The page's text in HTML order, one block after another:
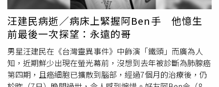
國定假日施行)星光場NIGHT PASS好評回歸｜暑期延長營業
涼爽一整夜今年夏天，超人氣「NIGHT PASS」再度登場！
星夜下的水族館瀰漫著不同於白日的神祕氛圍，結合全新升
級的沉浸式藝術展演，綻放出不同的奇幻夏夜。7/1(二）
~8/30（六）每日17:00以後入場，即可享有近8折優惠。販
售時間：2025/7/1（二）~2025/8/30（六）價格：成人
$480，學生$350，孩童$220，博愛$220夏季潛海購物趣套
名揚感性指出，每當獨居長者說到「看到華山背心，比親人
還親」，便有一股暖意襲來，在過年喧囂的萬家燈火之際，
別忘了周邊還有不少人，亟需各位關注。葉如芳強調，華山
秉持「在地老化」的精神，希望長者能「在家老化」在自己
熟悉的環境終老，並能「社區互助」，華山則發揮「補不
足」服務精神，為社區老人提供優質服務，提供專業照顧，
建立有尊嚴、尊重的照護模式。劉名揚呼籲，如今社會結構
汪建民病逝／病床上緊握阿Ben手 他憶生
前最後一次探望：永遠的哥
男星汪建民在《台灣靈異事件》中飾演「鐵頭」而廣為人
知，近期鮮少出現在螢光幕前，沒想到去年被診斷為肺腺癌
第四期，且癌細胞已擴散到腦部，經過7個月的治療後，仍